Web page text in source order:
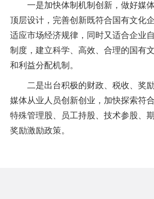
一是加快体制机制创新，做好媒
顶层设计，完善创新既符合国有文化
适应市场经济规律，同时又适合企业
制度，建立科学、高效、合理的国有
和利益分配机制。
二是出台积极的财政、税收、奖
媒体从业人员创新创业，加快探索符
特殊管理股、员工持股、技术参股、
奖励激励政策。